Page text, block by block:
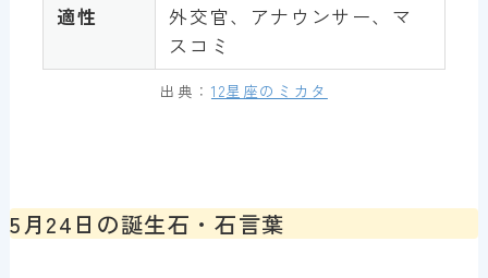
適性
外交官、アナウンサー、マ
スコミ
出典： 12星座のミカタ
5月24日の誕生石・石言葉